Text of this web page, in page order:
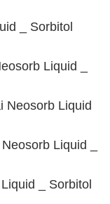
Liquid
Liquid _
_ Sorbitol
Liquid
Neosorb Liquid